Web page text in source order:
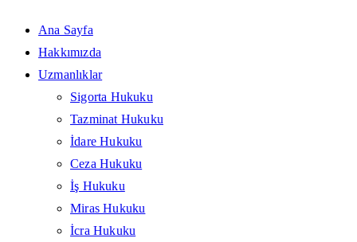
Ana Sayfa
Hakkımızda
Uzmanlıklar
Sigorta Hukuku
Tazminat Hukuku
İdare Hukuku
Ceza Hukuku
İş Hukuku
Miras Hukuku
İcra Hukuku